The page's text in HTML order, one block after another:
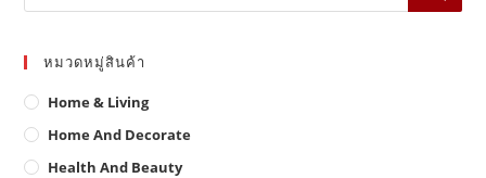
หมวดหมู่สินค้า
Home & Living
Home And Decorate
Health And Beauty